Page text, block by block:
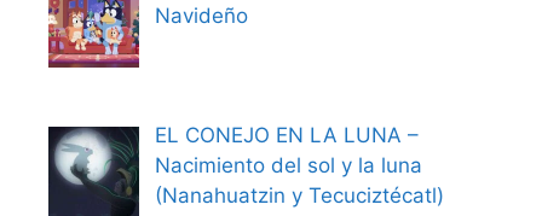
Navideño
EL CONEJO EN LA LUNA –
Nacimiento del sol y la luna
(Nanahuatzin y Tecuciztécatl)